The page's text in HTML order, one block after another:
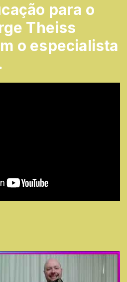
para o
Theiss
o especialista